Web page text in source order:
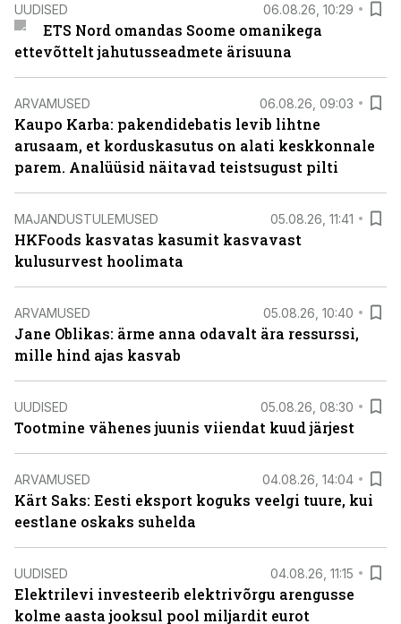
UUDISED 06.08.26, 10:29
ETS Nord omandas Soome omanikega
ettevõttelt jahutusseadmete ärisuuna
ARVAMUSED 06.08.26, 09:03
Kaupo Karba: pakendidebatis levib lihtne
arusaam, et korduskasutus on alati keskkonnale
parem. Analüüsid näitavad teistsugust pilti
MAJANDUSTULEMUSED 05.08.26, 11:41
HKFoods kasvatas kasumit kasvavast
kulusurvest hoolimata
ARVAMUSED 05.08.26, 10:40
Jane Oblikas: ärme anna odavalt ära ressurssi,
mille hind ajas kasvab
UUDISED 05.08.26, 08:30
Tootmine vähenes juunis viiendat kuud järjest
ARVAMUSED 04.08.26, 14:04
Kärt Saks: Eesti eksport koguks veelgi tuure, kui
eestlane oskaks suhelda
UUDISED 04.08.26, 11:15
Elektrilevi investeerib elektrivõrgu arengusse
kolme aasta jooksul pool miljardit eurot